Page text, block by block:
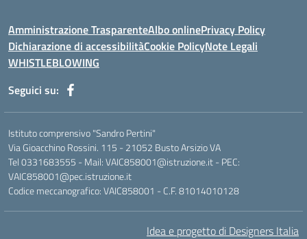
Amministrazione TrasparenteAlbo onlinePrivacy Policy
Dichiarazione di accessibilitàCookie PolicyNote Legali
WHISTLEBLOWING
Seguici su:
Istituto comprensivo "Sandro Pertini"
Via Gioacchino Rossini. 115 - 21052 Busto Arsizio VA
Tel 0331683555 - Mail: VAIC858001@istruzione.it - PEC:
VAIC858001@pec.istruzione.it
Codice meccanografico: VAIC858001 - C.F. 81014010128
Idea e progetto di Designers Italia